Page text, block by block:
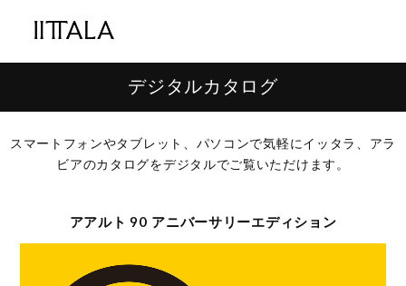
デジタルカタログ
スマートフォンやタブレット、パソコンで気軽にイッタラ、アラ
ビアのカタログをデジタルでご覧いただけます。
アアルト 90 アニバーサリーエディション